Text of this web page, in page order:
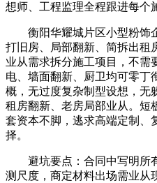
想师、工程监理全程跟进每个
衡阳华耀城片区小型粉饰
打旧房、局部翻新、简拆出租
业从需求拆分施工项目，不需
电、墙面翻新、厨卫均可零丁
概，无过度复杂制型设想，无
租房翻新、老房局部业从。短
套资本不脚，逃求高端定制、
择。
避坑要点：合同中写明所
测尺度，商定材料出场需业从